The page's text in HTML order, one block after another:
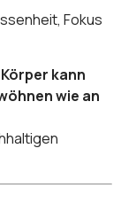
Fokus
kann
wie an